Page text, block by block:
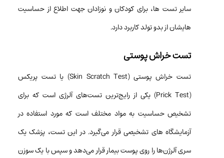
سایر تست ها، برای کودکان و نوزادان جهت اطلاع از حساسیت
هایشان از بدو تولد کاربرد دارد.
تست خراش پوستی
تست خراش پوستی (Skin Scratch Test) یا تست پریکس
(Prick Test) یکی از رایج‌ترین تست‌های آلرژی است که برای
تشخیص حساسیت به مواد مختلف است که مورد استفاده در
آزمایشگاه های تشخیصی قرار می‌گیرد. در این تست، پزشک یک
سری آلرژن‌ها را روی پوست بیمار قرار می‌دهد و سپس با یک سوزن